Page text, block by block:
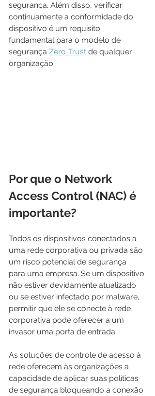
segurança. Além disso, verificar
continuamente a conformidade do
dispositivo é um requisito
fundamental para o modelo de
segurança Zero Trust de qualquer
organização.
Por que o Network
Access Control (NAC) é
importante?
Todos os dispositivos conectados a
uma rede corporativa ou privada são
um risco potencial de segurança
para uma empresa. Se um dispositivo
não estiver devidamente atualizado
ou se estiver infectado por malware,
permitir que ele se conecte à rede
corporativa pode oferecer a um
invasor uma porta de entrada.
As soluções de controle de acesso à
rede oferecem às organizações a
capacidade de aplicar suas políticas
de segurança bloqueando a conexão